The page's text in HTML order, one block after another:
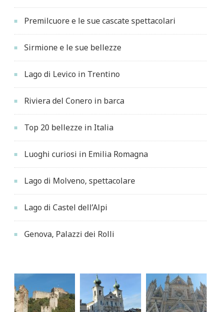
Premilcuore e le sue cascate spettacolari
Sirmione e le sue bellezze
Lago di Levico in Trentino
Riviera del Conero in barca
Top 20 bellezze in Italia
Luoghi curiosi in Emilia Romagna
Lago di Molveno, spettacolare
Lago di Castel dell’Alpi
Genova, Palazzi dei Rolli